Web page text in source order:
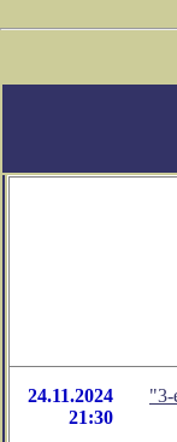
24.11.2024
21:30
"3-